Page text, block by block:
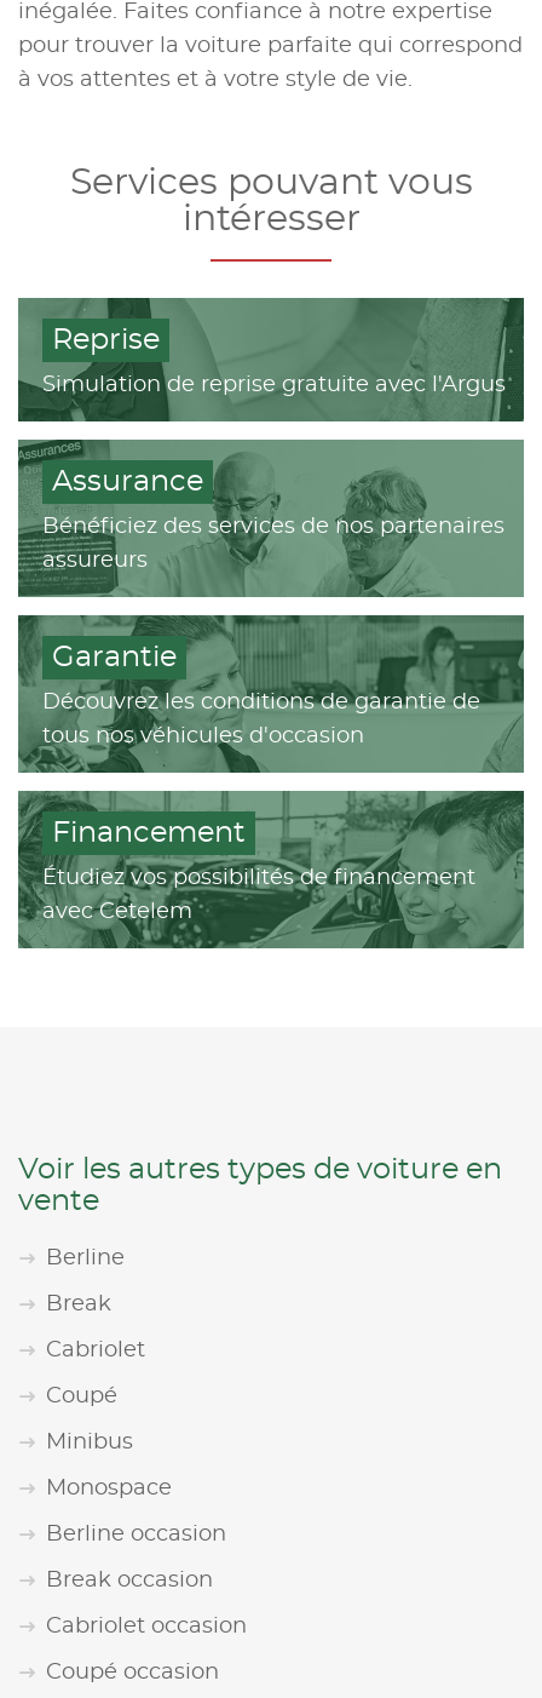
inégalée. Faites confiance à notre expertise
pour trouver la voiture parfaite qui correspond
à vos attentes et à votre style de vie.
Services pouvant vous
intéresser
Reprise
Simulation de reprise gratuite avec l'Argus
Assurance
Bénéficiez des services de nos partenaires
assureurs
Garantie
Découvrez les conditions de garantie de
tous nos véhicules d'occasion
Financement
Étudiez vos possibilités de financement
avec Cetelem
Voir les autres types de voiture en
vente
Berline
Break
Cabriolet
Coupé
Minibus
Monospace
Berline occasion
Break occasion
Cabriolet occasion
Coupé occasion